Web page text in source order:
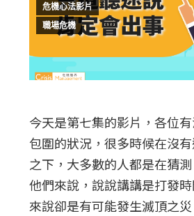
危機心法影片
職場危機
今天是第七集的影片，各位
包圍的狀況，很多時候在沒
之下，大多數的人都是在猜
他們來說，說說講講是打發
來說卻是有可能發生滅頂之